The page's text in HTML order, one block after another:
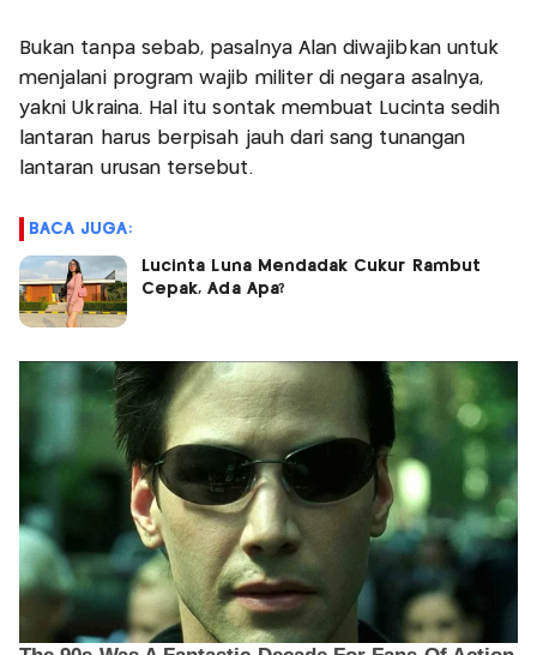
Bukan tanpa sebab, pasalnya Alan diwajibkan untuk
menjalani program wajib militer di negara asalnya,
yakni Ukraina. Hal itu sontak membuat Lucinta sedih
lantaran harus berpisah jauh dari sang tunangan
lantaran urusan tersebut.
BACA JUGA:
Lucinta Luna Mendadak Cukur Rambut
Cepak, Ada Apa?